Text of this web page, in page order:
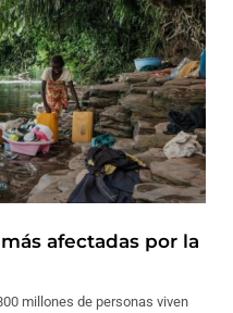
afectadas por la
millones de personas viven